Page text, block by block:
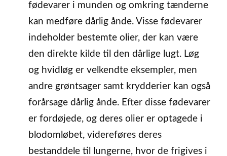
fødevarer i munden og omkring tænderne
kan medføre dårlig ånde. Visse fødevarer
indeholder bestemte olier, der kan være
den direkte kilde til den dårlige lugt. Løg
og hvidløg er velkendte eksempler, men
andre grøntsager samt krydderier kan også
forårsage dårlig ånde. Efter disse fødevarer
er fordøjede, og deres olier er optagede i
blodomløbet, videreføres deres
bestanddele til lungerne, hvor de frigives i